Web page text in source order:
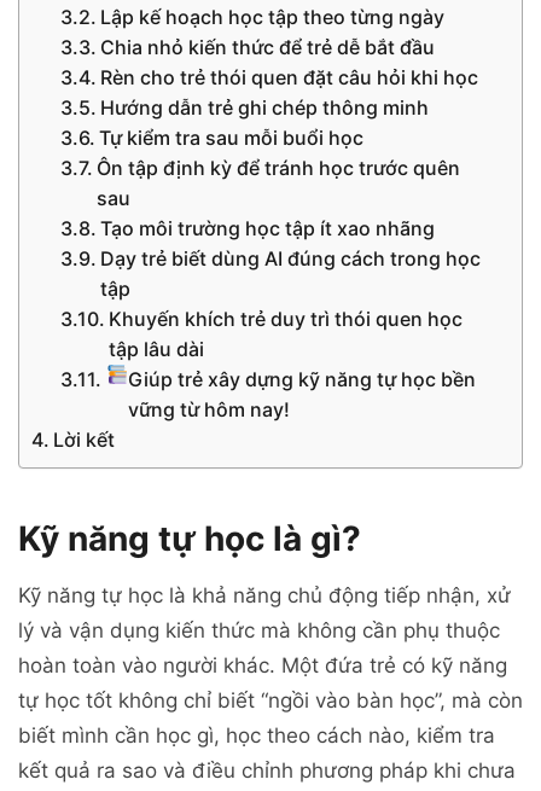
Lập kế hoạch học tập theo từng ngày
Chia nhỏ kiến thức để trẻ dễ bắt đầu
Rèn cho trẻ thói quen đặt câu hỏi khi học
Hướng dẫn trẻ ghi chép thông minh
Tự kiểm tra sau mỗi buổi học
Ôn tập định kỳ để tránh học trước quên
sau
Tạo môi trường học tập ít xao nhãng
Dạy trẻ biết dùng AI đúng cách trong học
tập
Khuyến khích trẻ duy trì thói quen học
tập lâu dài
Giúp trẻ xây dựng kỹ năng tự học bền
vững từ hôm nay!
Lời kết
Kỹ năng tự học là gì?
Kỹ năng tự học là khả năng chủ động tiếp nhận, xử
lý và vận dụng kiến thức mà không cần phụ thuộc
hoàn toàn vào người khác. Một đứa trẻ có kỹ năng
tự học tốt không chỉ biết “ngồi vào bàn học”, mà còn
biết mình cần học gì, học theo cách nào, kiểm tra
kết quả ra sao và điều chỉnh phương pháp khi chưa